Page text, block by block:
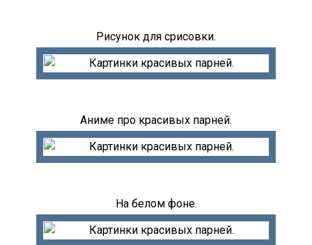
Рисунок для срисовки.
Аниме про красивых парней.
На белом фоне.